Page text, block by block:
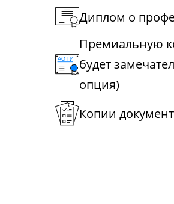
Диплом о
Премиальную
будет
опция)
Копии